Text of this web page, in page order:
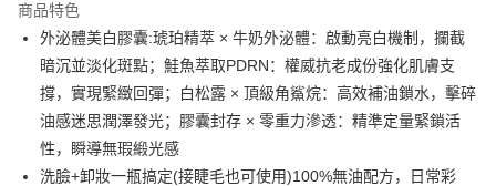
Apple Pay
街口支付
悠遊付
Google Pay
商品特色
外泌體美白膠囊:琥珀精萃 × 牛奶外泌體：啟動亮白機制，攔截
暗沉並淡化斑點；鮭魚萃取PDRN：權威抗老成份強化肌膚支
撐，實現緊緻回彈；白松露 × 頂級角鯊烷：高效補油鎖水，擊碎
油感迷思潤澤發光；膠囊封存 × 零重力滲透：精準定量緊鎖活
性，瞬導無瑕緞光感
洗臉+卸妝一瓶搞定(接睫毛也可使用)100%無油配方，日常彩